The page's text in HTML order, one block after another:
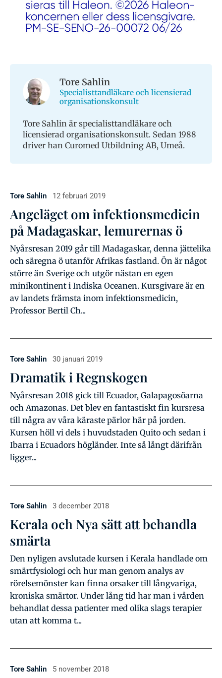
Tore Sahlin
Specialisttandläkare och licensierad
organisationskonsult
Tore Sahlin är specialisttandläkare och
licensierad organisationskonsult. Sedan 1988
driver han Curomed Utbildning AB, Umeå.
Tore Sahlin 12 februari 2019
Angeläget om infektionsmedicin
på Madagaskar, lemurernas ö
Nyårsresan 2019 går till Madagaskar, denna jättelika
och säregna ö utanför Afrikas fastland. Ön är något
större än Sverige och utgör nästan en egen
minikontinent i Indiska Oceanen. Kursgivare är en
av landets främsta inom infektionsmedicin,
Professor Bertil Ch...
Tore Sahlin 30 januari 2019
Dramatik i Regnskogen
Nyårsresan 2018 gick till Ecuador, Galapagosöarna
och Amazonas. Det blev en fantastiskt fin kursresa
till några av våra käraste pärlor här på jorden.
Kursen höll vi dels i huvudstaden Quito och sedan i
Ibarra i Ecuadors högländer. Inte så långt därifrån
ligger...
Tore Sahlin 3 december 2018
Kerala och Nya sätt att behandla
smärta
Den nyligen avslutade kursen i Kerala handlade om
smärtfysiologi och hur man genom analys av
rörelsemönster kan finna orsaker till långvariga,
kroniska smärtor. Under lång tid har man i vården
behandlat dessa patienter med olika slags terapier
utan att komma t...
Tore Sahlin 5 november 2018